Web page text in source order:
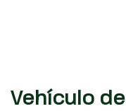
Vehículo